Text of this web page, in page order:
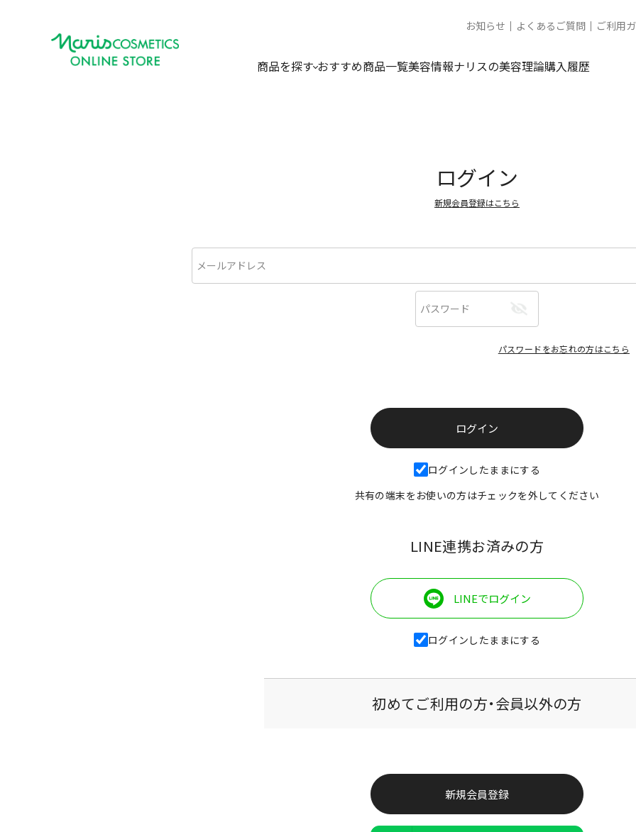
お知らせ よくあるご質問 ご利用
商品を探す おすすめ商品一覧美容情報ナリスの美容理論購入履歴
ログイン
新規会員登録はこちら
パスワードをお忘れの方はこちら
ログインしたままにする
共有の端末をお使いの方はチェックを外してください
LINE連携お済みの方
LINEでログイン
ログインしたままにする
初めてご利用の方・会員以外の方